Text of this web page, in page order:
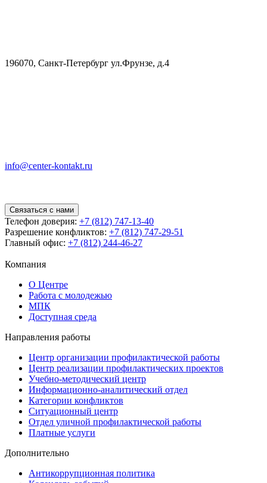
196070, Санкт-Петербург ул.Фрунзе, д.4
info@center-kontakt.ru
Связаться с нами
Телефон доверия: +7 (812) 747-13-40
Разрешение конфликтов: +7 (812) 747-29-51
Главный офис: +7 (812) 244-46-27
Компания
О Центре
Работа с молодежью
МПК
Доступная среда
Направления работы
Центр организации профилактической работы
Центр реализации профилактических проектов
Учебно-методический центр
Информационно-аналитический отдел
Категории конфликтов
Ситуационный центр
Отдел уличной профилактической работы
Платные услуги
Дополнительно
Антикоррупционная политика